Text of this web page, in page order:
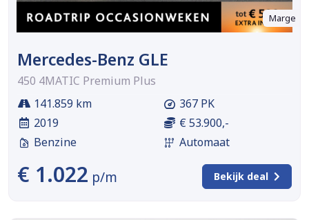
Marge
Mercedes-Benz GLE
450 4MATIC Premium Plus
141.859 km
2019
Benzine
367 PK
€ 53.900,-
Automaat
€ 1.022 p/m Bekijk deal